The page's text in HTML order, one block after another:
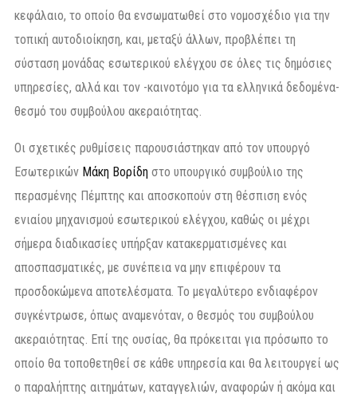
κεφάλαιο, το οποίο θα ενσωματωθεί στο νομοσχέδιο για την
τοπική αυτοδιοίκηση, και, μεταξύ άλλων, προβλέπει τη
σύσταση μονάδας εσωτερικού ελέγχου σε όλες τις δημόσιες
υπηρεσίες, αλλά και τον -καινοτόμο για τα ελληνικά δεδομένα-
θεσμό του συμβούλου ακεραιότητας.
Οι σχετικές ρυθμίσεις παρουσιάστηκαν από τον υπουργό
Εσωτερικών Μάκη Βορίδη στο υπουργικό συμβούλιο της
περασμένης Πέμπτης και αποσκοπούν στη θέσπιση ενός
ενιαίου μηχανισμού εσωτερικού ελέγχου, καθώς οι μέχρι
σήμερα διαδικασίες υπήρξαν κατακερματισμένες και
αποσπασματικές, με συνέπεια να μην επιφέρουν τα
προσδοκώμενα αποτελέσματα. Το μεγαλύτερο ενδιαφέρον
συγκέντρωσε, όπως αναμενόταν, ο θεσμός του συμβούλου
ακεραιότητας. Επί της ουσίας, θα πρόκειται για πρόσωπο το
οποίο θα τοποθετηθεί σε κάθε υπηρεσία και θα λειτουργεί ως
ο παραλήπτης αιτημάτων, καταγγελιών, αναφορών ή ακόμα και